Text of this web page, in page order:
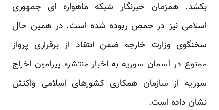
بکشد. همزمان خبرنگار شبکه ماهواره ای جمهوری
اسلامی نیز در حمص ربوده شده است. در همین حال
سخنگوی وزارت خارجه ضمن انتقاد از برقراری پرواز
ممنوع در آسمان سوریه به اخبار منتشره پیرامون اخراج
سوریه از سازمان همکاری کشورهای اسلامی واکنش
نشان داده است.